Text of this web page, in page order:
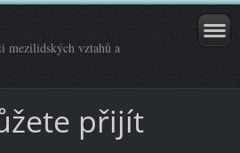
mezilidských vztahů a
přijít